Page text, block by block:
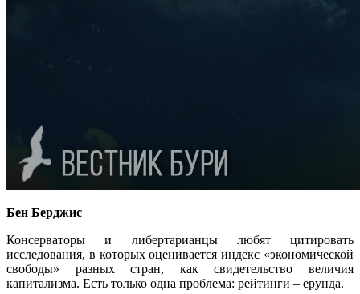
Бен Берджис
Консерваторы и либертарианцы любят цитировать
исследования, в которых оценивается индекс «экономической
свободы» разных стран, как свидетельство величия
капитализма. Есть только одна проблема: рейтинги – ерунда.